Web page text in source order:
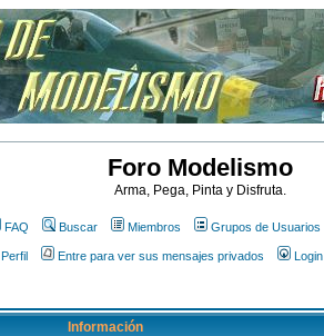
Foro Modelismo
Arma, Pega, Pinta y Disfruta.
FAQ Buscar Miembros Grupos de Usuarios
Perfil Entre para ver sus mensajes privados Login
Información